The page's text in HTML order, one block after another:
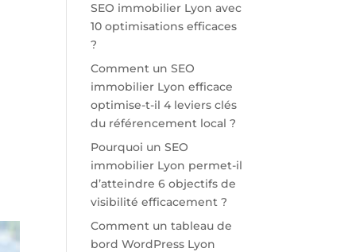
SEO immobilier Lyon avec
10 optimisations efficaces
?
Comment un SEO
immobilier Lyon efficace
optimise-t-il 4 leviers clés
du référencement local ?
Pourquoi un SEO
immobilier Lyon permet-il
d’atteindre 6 objectifs de
visibilité efficacement ?
Comment un tableau de
bord WordPress Lyon